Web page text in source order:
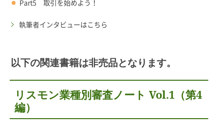
Part5 取引を始めよう！
執筆者インタビューはこちら
以下の関連書籍は非売品となります。
リスモン業種別審査ノート Vol.1（第4
編）